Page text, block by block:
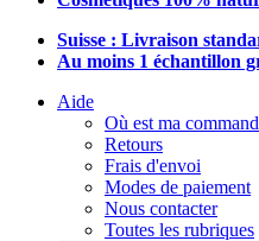
Suisse : Livraison
Au moins 1 échantillon
Aide
Où est ma
Retours
Frais d'envoi
Modes de paiement
Nous contacter
Toutes les rubriques